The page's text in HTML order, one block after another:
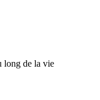
long de la vie